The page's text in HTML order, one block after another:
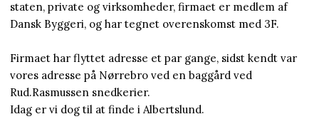
staten, private og virksomheder, firmaet er medlem af
Dansk Byggeri, og har tegnet overenskomst med 3F.
Firmaet har flyttet adresse et par gange, sidst kendt var
vores adresse på Nørrebro ved en baggård ved
Rud.Rasmussen snedkerier.​
Idag er vi dog til at finde i Albertslund.